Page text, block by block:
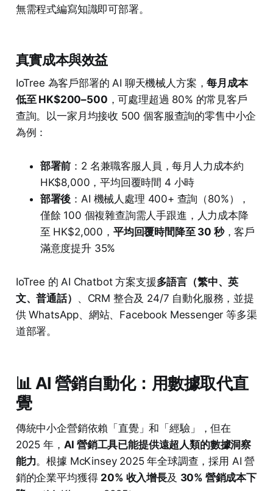
無需程式編寫知識即可部署。
真實成本與效益
IoTree 為客戶部署的 AI 聊天機械人方案，每月成本
低至 HK$200–500 ，可處理超過 80% 的常見客戶
查詢。以一家月均接收 500 個客服查詢的零售中小企
為例：
部署前 ：2 名兼職客服人員，每月人力成本約
HK$8,000，平均回覆時間 4 小時
部署後 ：AI 機械人處理 400+ 查詢（80%），
僅餘 100 個複雜查詢需人手跟進，人力成本降
至 HK$2,000， 平均回覆時間降至 30 秒，客戶
滿意度提升 35%
IoTree 的 AI Chatbot 方案支援多語言（繁中、英
文、普通話） 、CRM 整合及 24/7 自動化服務，並提
供 WhatsApp、網站、Facebook Messenger 等多渠
道部署。
📊 AI 營銷自動化：用數據取代直
覺
傳統中小企營銷依賴「直覺」和「經驗」，但在
2025 年， AI 營銷工具已能提供遠超人類的數據洞察
能力。根據 McKinsey 2025 年全球調查，採用 AI 營
銷的企業平均獲得 20% 收入增長及 30% 營銷成本下